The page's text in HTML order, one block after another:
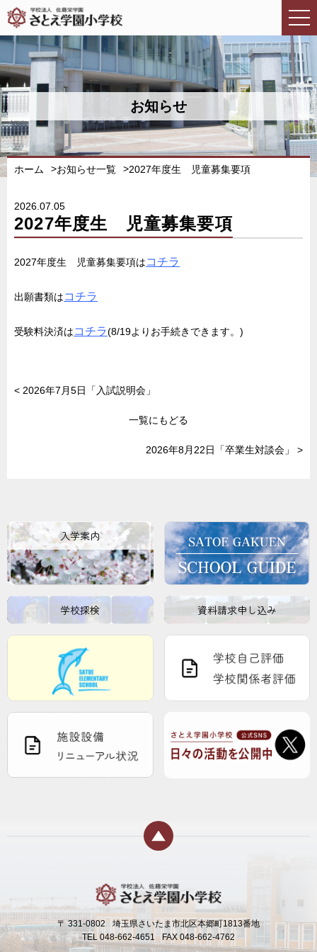
お知らせ
ホーム お知らせ一覧 2027年度生 児童募集要項
2026.07.05
2027年度生 児童募集要項
2027年度生 児童募集要項はコチラ
出願書類はコチラ
受験料決済はコチラ(8/19よりお手続きできます。)
< 2026年7月5日「入試説明会」
一覧にもどる
2026年8月22日「卒業生対談会」 >
入学案内
学校探検 資料請求申し込み
〒 331-0802
埼玉県さいたま市北区本郷町1813番地
TEL 048-662-4651
FAX 048-662-4762